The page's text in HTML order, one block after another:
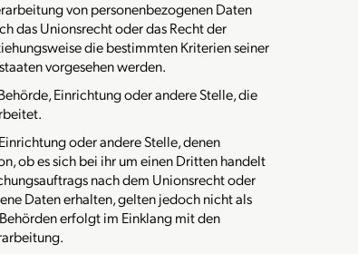
von personenbezogenen Daten
das Unionsrecht oder das Recht der
die bestimmten Kriterien seiner
vorgesehen werden.
Einrichtung oder andere Stelle, die
oder andere Stelle, denen
ob es sich bei ihr um einen Dritten handelt
nach dem Unionsrecht oder
Daten erhalten, gelten jedoch nicht als
erfolgt im Einklang mit den